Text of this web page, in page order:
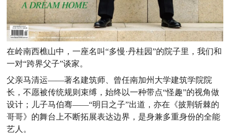
在岭南西樵山中，一座名叫“多慢·丹桂园”的院子里，我们和
一对“跨界父子”谈家。
父亲马清运——著名建筑师、曾任南加州大学建筑学院院
长，不愿被传统规则束缚，始终以一种带点“怪趣”的视角做
设计；儿子马伯骞——“明日之子”出道，亦在《披荆斩棘的
哥哥》的舞台上不断拓展表达边界，是身兼多重身份的全能
艺人。